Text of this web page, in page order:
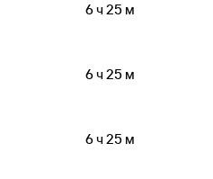
6 ч 25 м
6 ч 25 м
6 ч 25 м